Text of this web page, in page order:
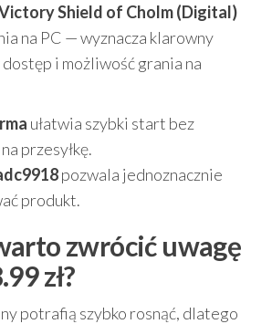
Shield of Cholm (Digital)
na PC — wyznacza klarowny
i możliwość grania na
ułatwia szybki start bez
przesyłkę.
pozwala jednoznacznie
produkt.
zwrócić uwagę
zł?
potrafią szybko rosnąć, dlatego